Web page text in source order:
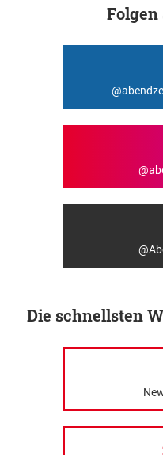
Folgen
Die schnellsten